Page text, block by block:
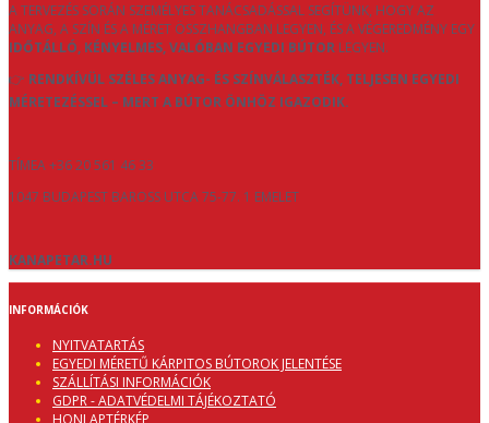
A TERVEZÉS SORÁN SZEMÉLYES TANÁCSADÁSSAL SEGÍTÜNK, HOGY AZ
ANYAG, A SZÍN ÉS A MÉRET ÖSSZHANGBAN LEGYEN, ÉS A VÉGEREDMÉNY EGY
IDŐTÁLLÓ, KÉNYELMES, VALÓBAN EGYEDI BÚTOR LEGYEN.
👉 RENDKÍVÜL SZÉLES ANYAG- ÉS SZÍNVÁLASZTÉK, TELJESEN EGYEDI
MÉRETEZÉSSEL – MERT A BÚTOR ÖNHÖZ IGAZODIK.
TÍMEA +36 20 561 46 33
1047 BUDAPEST BAROSS UTCA 75-77. 1 EMELET
KANAPETAR.HU
INFORMÁCIÓK
NYITVATARTÁS
EGYEDI MÉRETŰ KÁRPITOS BÚTOROK JELENTÉSE
SZÁLLÍTÁSI INFORMÁCIÓK
GDPR - ADATVÉDELMI TÁJÉKOZTATÓ
HONLAPTÉRKÉP